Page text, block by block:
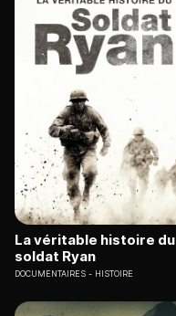
La véritable histoire du
soldat Ryan
DOCUMENTAIRES HISTOIRE